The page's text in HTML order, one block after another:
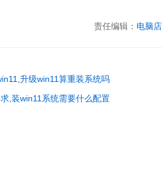
责任编辑： 电脑店
升级win11算重装系统吗
,装win11系统需要什么配置